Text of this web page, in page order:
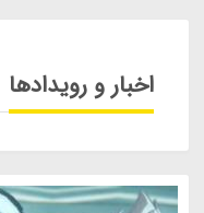
اخبار و رویدادها